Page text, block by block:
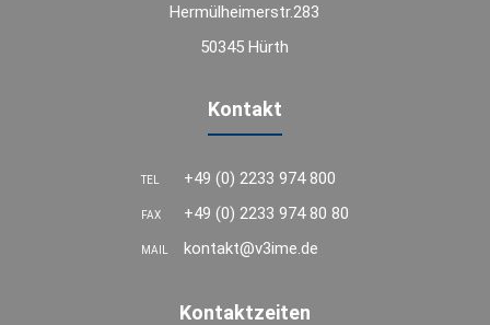
Hermülheimerstr.283
50345 Hürth
Kontakt
TEL +49 (0) 2233 974 800
FAX +49 (0) 2233 974 80 80
MAIL kontakt@v3ime.de
Kontaktzeiten